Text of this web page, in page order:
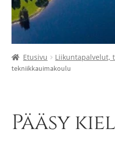
Etusivu Liikuntapalvelut,
tekniikkauimakoulu
Pääsy